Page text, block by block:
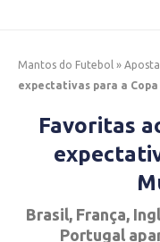
Mantos do Futebol »
expectativas para a Copa
Favoritas
Brasil, França,
Portugal